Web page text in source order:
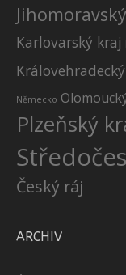
Karlovarský kraj
Německo
Plzeňský
Český ráj
ARCHIV